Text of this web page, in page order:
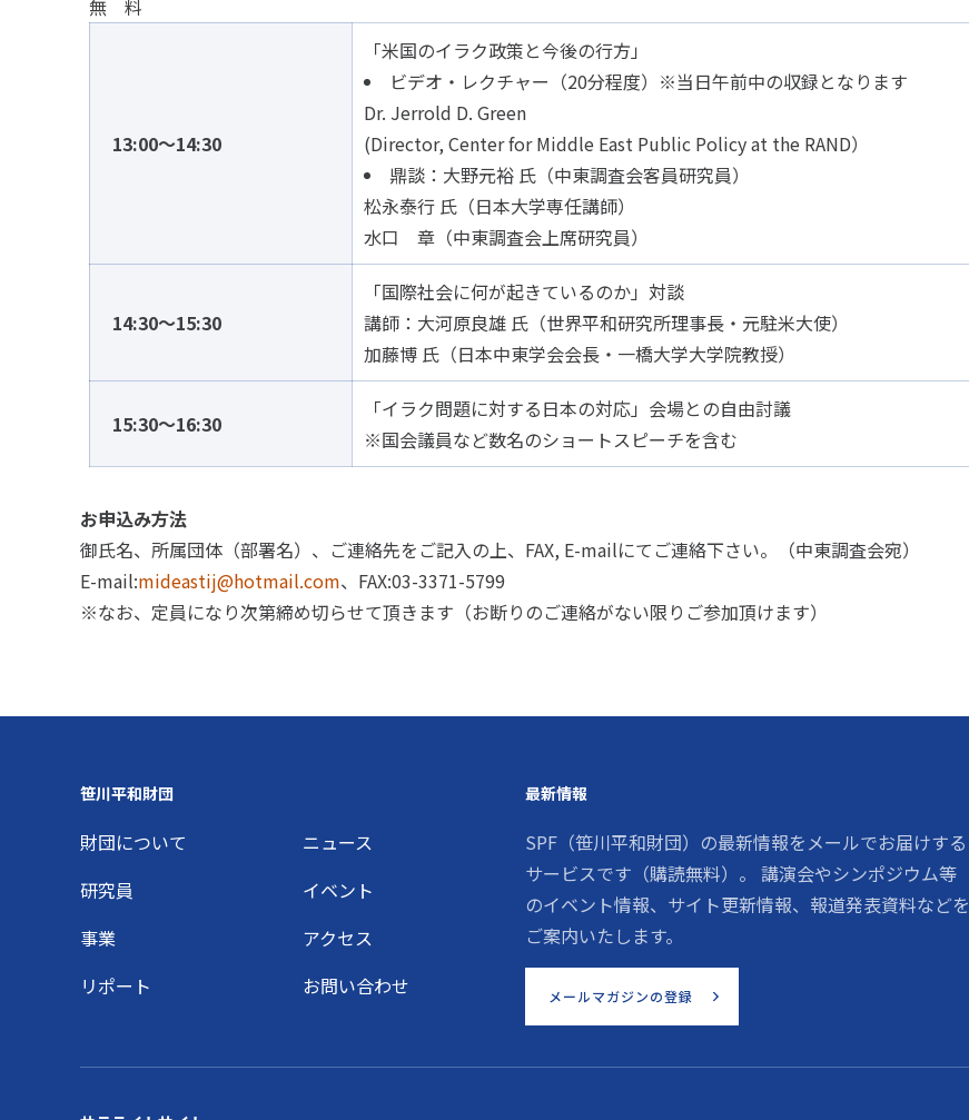
無 料
13:00～14:30
「米国のイラク政策と今後の行方」
ビデオ・レクチャー（20分程度）※当日午前中の収録となります
Dr. Jerrold D. Green
(Director, Center for Middle East Public Policy at the RAND）
鼎談：大野元裕 氏（中東調査会客員研究員）
松永泰行 氏（日本大学専任講師）
水口 章（中東調査会上席研究員）
14:30～15:30
「国際社会に何が起きているのか」対談
講師：大河原良雄 氏（世界平和研究所理事長・元駐米大使）
加藤博 氏（日本中東学会会長・一橋大学大学院教授）
15:30～16:30
「イラク問題に対する日本の対応」会場との自由討議
※国会議員など数名のショートスピーチを含む
お申込み方法
御氏名、所属団体（部署名）、ご連絡先をご記入の上、FAX, E-mailにてご連絡下さい。（中東調査会宛）
E-mail:mideastij@hotmail.com、FAX:03-3371-5799
※なお、定員になり次第締め切らせて頂きます（お断りのご連絡がない限りご参加頂けます）
Footer
笹川平和財団
財団について
ニュース
研究員
イベント
事業
アクセス
リポート
お問い合わせ
最新情報
SPF（笹川平和財団）の最新情報をメールでお届けする
サービスです（購読無料）。 講演会やシンポジウム等
のイベント情報、サイト更新情報、報道発表資料などを
ご案内いたします。
メールマガジンの登録